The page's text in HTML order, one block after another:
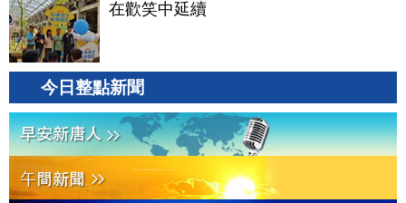
在歡笑中延續
今日整點新聞